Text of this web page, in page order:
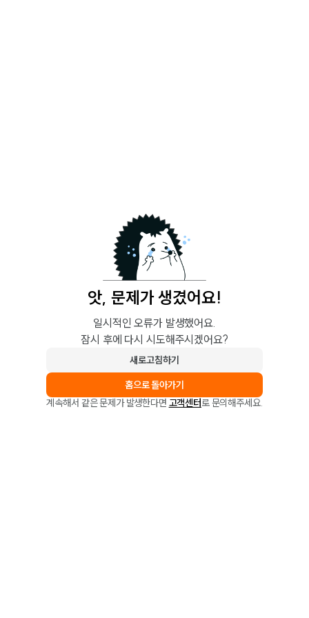
앗, 문제가 생겼어요!
일시적인 오류가 발생했어요.
잠시 후에 다시 시도해주시겠어요?
새로고침하기
홈으로 돌아가기
계속해서 같은 문제가 발생한다면 고객센터로 문의해주세요.